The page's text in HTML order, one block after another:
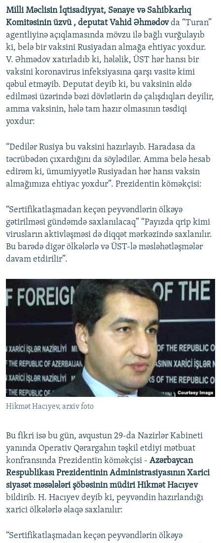
Milli Məclisin İqtisadiyyat, Sənaye və Sahibkarlıq
Komitəsinin üzvü , deputat Vahid Əhmədovda “Turan”
agentliyinə açıqlamasında mövzu ilə bağlı vurğulayıb
ki, belə bir vaksini Rusiyadan almağa ehtiyac yoxdur.
V. Əhmədov xatırladıb ki, hələlik, ÜST hər hansı bir
vaksini koronavirus infeksiyasına qarşı vasitə kimi
qəbul etməyib. Deputat deyib ki, bu vaksinin əldə
edilməsi üzərində bəzi dövlətlərin də çalışdıqları deyilir,
amma vaksinin, hələ tam hazır olmasının təsdiqi
yoxdur:
“Dedilər Rusiya bu vaksini hazırlayıb. Haradasa da
təcrübədən çıxardığını da söylədilər. Amma belə hesab
edirəm ki, ümumiyyətlə Rusiyadan hər hansı vaksin
almağımıza ehtiyac yoxdur”. Prezidentin köməkçisi:
“Sertifikatlaşmadan keçən peyvəndlərin ölkəyə
gətirilməsi gündəmdə saxlanılacaq” “Payızda qrip kimi
virusların aktivləşməsi də diqqət mərkəzində saxlanılır.
Bu barədə digər ölkələrlə və ÜST-lə məsləhətləşmələr
davam etdirilir”.
Hikmət Hacıyev, arxiv foto
Bu fikri isə bu gün, avqustun 29-da Nazirlər Kabineti
yanında Operativ Qərargahın təşkil etdiyi mətbuat
konfransında Prezidentin köməkçisi - Azərbaycan
Respublikası Prezidentinin Administrasiyasının Xarici
siyasət məsələləri şöbəsinin müdiri Hikmət Hacıyev
bildirib. H. Hacıyev deyib ki, peyvəndin hazırlandığı
xarici ölkələrlə əlaqə saxlanılır:
“Sertifikatlaşmadan keçən peyvəndlərin ölkəyə